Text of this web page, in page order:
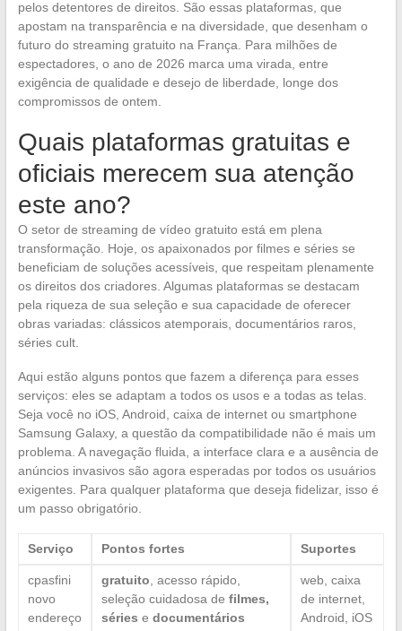
pelos detentores de direitos. São essas plataformas, que
apostam na transparência e na diversidade, que desenham o
futuro do streaming gratuito na França. Para milhões de
espectadores, o ano de 2026 marca uma virada, entre
exigência de qualidade e desejo de liberdade, longe dos
compromissos de ontem.
Quais plataformas gratuitas e
oficiais merecem sua atenção
este ano?
O setor de streaming de vídeo gratuito está em plena
transformação. Hoje, os apaixonados por filmes e séries se
beneficiam de soluções acessíveis, que respeitam plenamente
os direitos dos criadores. Algumas plataformas se destacam
pela riqueza de sua seleção e sua capacidade de oferecer
obras variadas: clássicos atemporais, documentários raros,
séries cult.
Aqui estão alguns pontos que fazem a diferença para esses
serviços: eles se adaptam a todos os usos e a todas as telas.
Seja você no iOS, Android, caixa de internet ou smartphone
Samsung Galaxy, a questão da compatibilidade não é mais um
problema. A navegação fluida, a interface clara e a ausência de
anúncios invasivos são agora esperadas por todos os usuários
exigentes. Para qualquer plataforma que deseja fidelizar, isso é
um passo obrigatório.
Serviço Pontos fortes Suportes
cpasfini
novo
endereço
gratuito , acesso rápido,
seleção cuidadosa de filmes,
séries e documentários
web, caixa
de internet,
Android, iOS